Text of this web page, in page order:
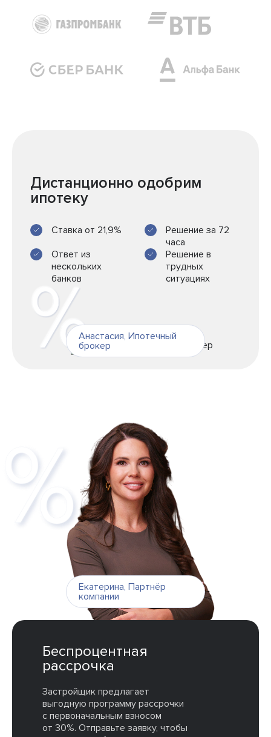
Дистанционно одобрим
ипотеку
Ставка от 21,9%
Решение за 72
часа
Ответ из
нескольких
банков
Решение в
трудных
ситуациях
Анастасия, Ипотечный
брокер
Беспроцентная
рассрочка
Застройщик предлагает
выгодную программу рассрочки
с первоначальным взносом
от 30%. Отправьте заявку, чтобы
Екатерина, Партнёр
компании